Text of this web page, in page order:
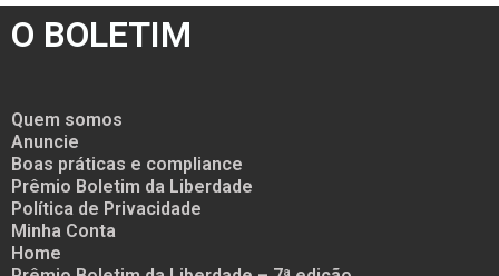
O BOLETIM
Quem somos
Anuncie
Boas práticas e compliance
Prêmio Boletim da Liberdade
Política de Privacidade
Minha Conta
Home